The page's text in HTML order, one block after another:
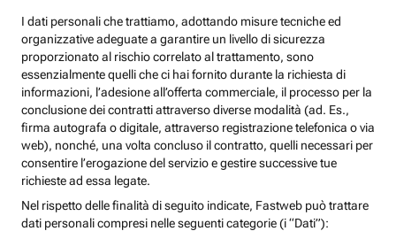
I dati personali che trattiamo, adottando misure tecniche ed
organizzative adeguate a garantire un livello di sicurezza
proporzionato al rischio correlato al trattamento, sono
essenzialmente quelli che ci hai fornito durante la richiesta di
informazioni, l’adesione all’offerta commerciale, il processo per la
conclusione dei contratti attraverso diverse modalità (ad. Es.,
firma autografa o digitale, attraverso registrazione telefonica o via
web), nonché, una volta concluso il contratto, quelli necessari per
consentire l’erogazione del servizio e gestire successive tue
richieste ad essa legate.
Nel rispetto delle finalità di seguito indicate, Fastweb può trattare
dati personali compresi nelle seguenti categorie (i “Dati”):